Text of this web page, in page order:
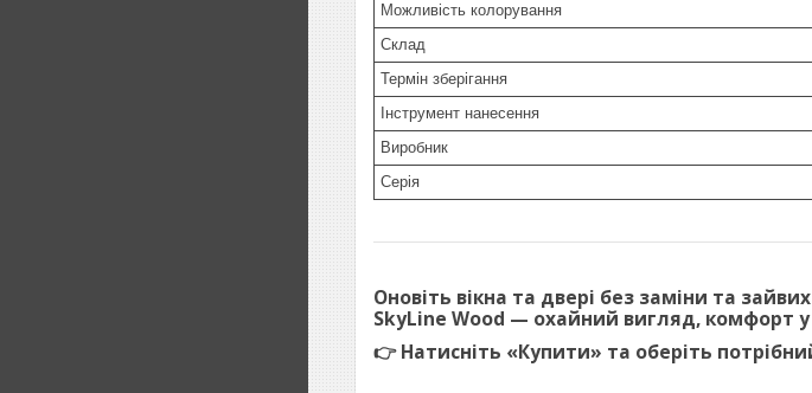
Можливість колорування
Склад
Термін зберігання
Інструмент нанесення
Виробник
Серія
Оновіть вікна та двері без заміни та
SkyLine Wood — охайний вигляд, комфорт у
👉Натисніть «Купити» та оберіть